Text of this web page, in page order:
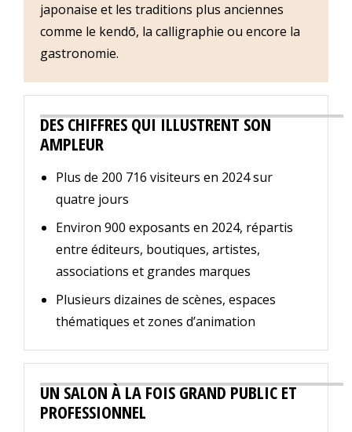
japonaise et les traditions plus anciennes
comme le kendō, la calligraphie ou encore la
gastronomie.
DES CHIFFRES QUI ILLUSTRENT SON
AMPLEUR
Plus de 200 716 visiteurs en 2024 sur
quatre jours
Environ 900 exposants en 2024, répartis
entre éditeurs, boutiques, artistes,
associations et grandes marques
Plusieurs dizaines de scènes, espaces
thématiques et zones d’animation
UN SALON À LA FOIS GRAND PUBLIC ET
PROFESSIONNEL